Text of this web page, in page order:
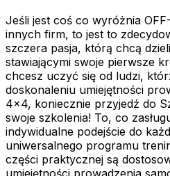
Jeśli jest coś co wyróżnia
innych firm, to jest to
szczera pasja, którą chcą
stawiającymi swoje pierwsze
chcesz uczyć się od ludzi,
doskonaleniu umiejętności
4x4, koniecznie przyjedź do
swoje szkolenia! To, co
indywidualne podejście do
uniwersalnego programu
części praktycznej są
umiejętności prowadzenia